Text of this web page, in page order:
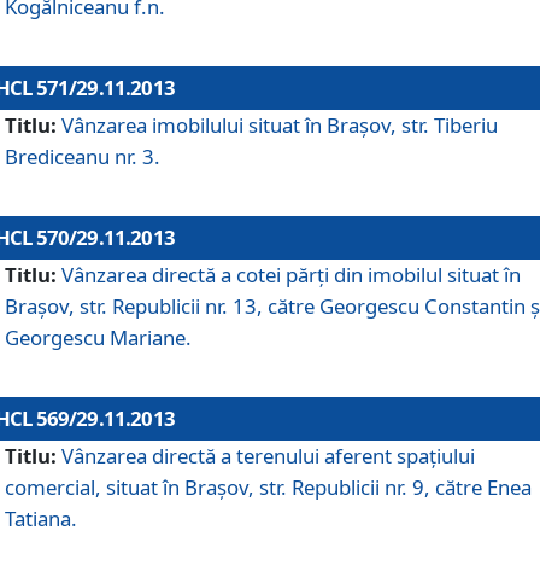
Kogălniceanu f.n.
571/29.11.2013
Titlu: Vânzarea imobilului situat în Braşov, str. Tiberiu
Brediceanu nr. 3.
570/29.11.2013
Titlu: Vânzarea directă a cotei părţi din imobilul situat în
Braşov, str. Republicii nr. 13, către Georgescu Constantin
Georgescu Mariane.
569/29.11.2013
Titlu: Vânzarea directă a terenului aferent spaţiului
comercial, situat în Braşov, str. Republicii nr. 9, către Enea
Tatiana.